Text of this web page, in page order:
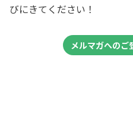
びにきてください！
メルマガへのご